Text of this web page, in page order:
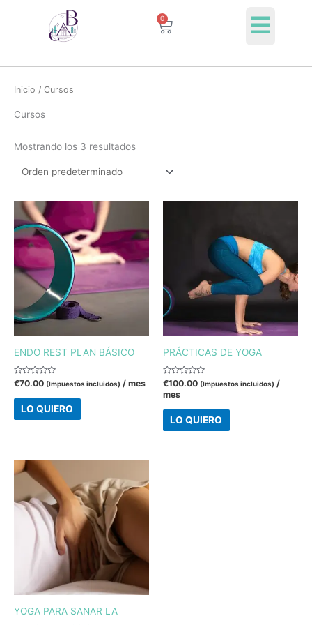
0
Cart
Inicio / Cursos
Cursos
Mostrando los 3 resultados
ENDO REST PLAN BÁSICO
Valorado
0
de
€70.00 (Impuestos incluidos) / mes
LO QUIERO
PRÁCTICAS DE YOGA
Valorado
0
5
€100.00 (Impuestos incluidos) /
mes
LO QUIERO
YOGA PARA SANAR LA